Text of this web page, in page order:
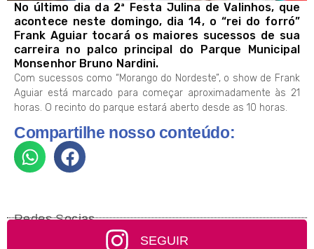
No último dia da 2ª Festa Julina de Valinhos, que
acontece neste domingo, dia 14, o “rei do forró”
Frank Aguiar tocará os maiores sucessos de sua
carreira no palco principal do Parque Municipal
Monsenhor Bruno Nardini.
Com sucessos como “Morango do Nordeste”, o show de Frank
Aguiar está marcado para começar aproximadamente às 21
horas. O recinto do parque estará aberto desde as 10 horas.
Compartilhe nosso conteúdo:
Redes Socias
SEGUIR